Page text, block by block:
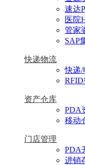
速达
医院
管家
SAP
快递物流
快递/
资产仓库
PDA
移动
门店管理
PDA
进销